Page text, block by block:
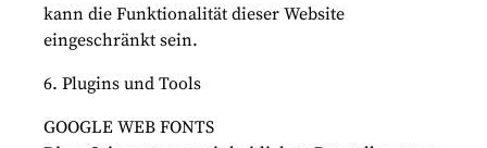
kann die Funktionalität dieser Website
eingeschränkt sein.
6. Plugins und Tools
GOOGLE WEB FONTS